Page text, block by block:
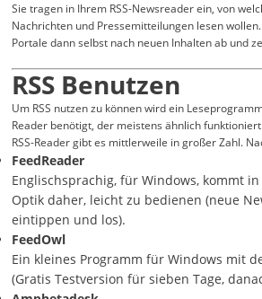
Sie tragen in Ihrem RSS-Newsreader ein, von
Nachrichten und Pressemitteilungen lesen
Portale dann selbst nach neuen Inhalten ab und
RSS Benutzen
Um RSS nutzen zu können wird ein
Reader benötigt, der meistens ähnlich
RSS-Reader gibt es mittlerweile in großer Zahl.
FeedReader
Englischsprachig, für Windows, kommt
Optik daher, leicht zu bedienen (neue
eintippen und los).
FeedOwl
Ein kleines Programm für Windows mit
(Gratis Testversion für sieben Tage,